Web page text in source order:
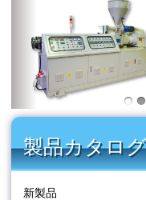
製品カタログ
新製品